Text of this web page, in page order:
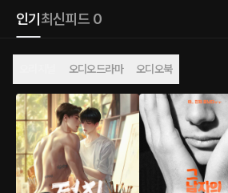
인기 최신피드 0
오디오드라마 오디오북